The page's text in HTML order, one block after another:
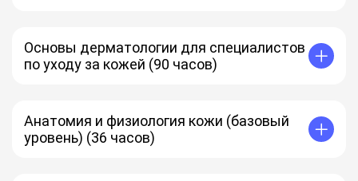
Основы дерматологии для специалистов
по уходу за кожей (90 часов)
Анатомия и физиология кожи (базовый
уровень) (36 часов)